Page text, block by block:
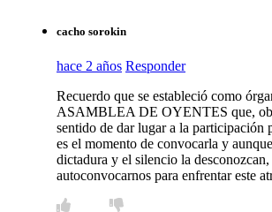
cacho sorokin
hace 2 años Responder
Recuerdo que se estableció como
ASAMBLEA DE OYENTES que,
sentido de dar lugar a la participación
es el momento de convocarla y
dictadura y el silencio la desconozcan,
autoconvocarnos para enfrentar este